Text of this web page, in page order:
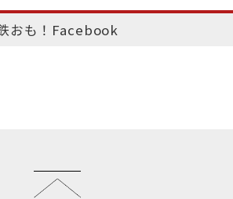
おも！Facebook